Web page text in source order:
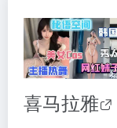
喜马拉雅